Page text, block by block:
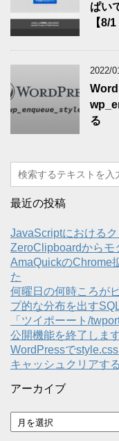
ぱい
【8/
2022/
る
最近の投稿
JavaScriptにおける
ZeroClipboardからモ
AmaQuickのChrome
た
何曜日の何時ころが
プ的な分布を出す
「ツイポーート/
公開機能を終了しま
WordPressで
キャッシュクリアする
アーカイブ
ア
ー